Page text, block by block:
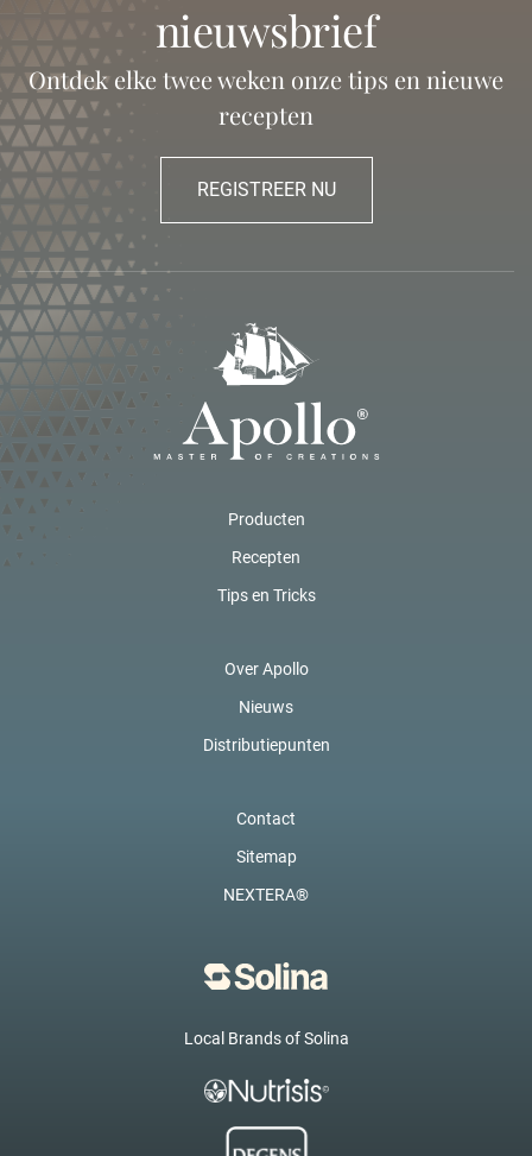
nieuwsbrief
Ontdek elke twee weken onze tips en nieuwe
recepten
REGISTREER NU
Producten
Recepten
Tips en Tricks
Over Apollo
Nieuws
Distributiepunten
Contact
Sitemap
NEXTERA®
Local Brands of Solina